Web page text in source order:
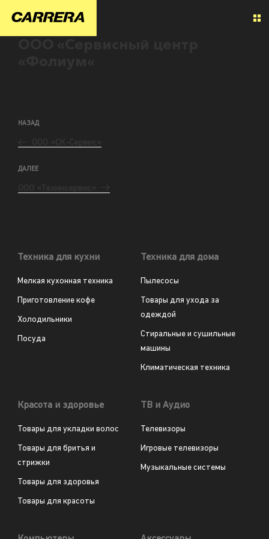
НАЗАД
ДАЛЕЕ
Техника для кухни
Мелкая кухонная техника
Приготовление кофе
Холодильники
Посуда
Техника для дома
Пылесосы
Товары для ухода за
одеждой
Стиральные и сушильные
машины
Климатическая техника
Красота и здоровье
Товары для укладки волос
Товары для бритья и
стрижки
Товары для здоровья
Товары для красоты
ТВ и Аудио
Телевизоры
Игровые телевизоры
Музыкальные системы